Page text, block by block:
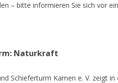
– bitte informieren Sie sich vor
Naturkraft
Schieferturm Kamen e. V. zeigt